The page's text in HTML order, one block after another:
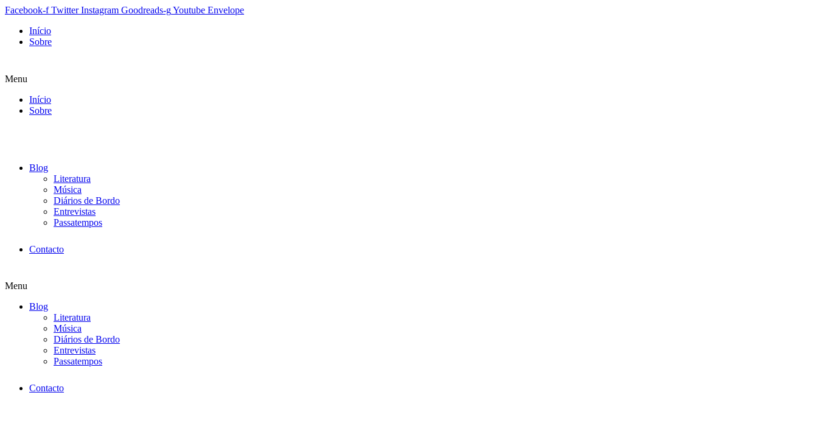
Facebook-f Twitter Instagram Goodreads-gYoutube Envelope
Início
Sobre
Menu
Início
Sobre
Blog
Literatura
Música
Diários de Bordo
Entrevistas
Passatempos
Contacto
Menu
Blog
Literatura
Música
Diários de Bordo
Entrevistas
Passatempos
Contacto